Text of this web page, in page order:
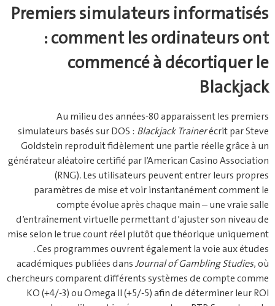
Premiers simulateurs informatisés
: comment les ordinateurs ont
commencé à décortiquer le
Blackjack
Au milieu des années‑80 apparaissent les premiers
simulateurs basés sur DOS : Blackjack Trainerécrit par Steve
Goldstein reproduit fidèlement une partie réelle grâce à un
générateur aléatoire certifié par l’American Casino Association
(RNG). Les utilisateurs peuvent entrer leurs propres
paramètres de mise et voir instantanément comment le
compte évolue après chaque main – une vraie salle
d’entraînement virtuelle permettant d’ajuster son niveau de
mise selon le true count réel plutôt que théorique uniquement
. Ces programmes ouvrent également la voie aux études
académiques publiées dansJournal of Gambling Studies, où
chercheurs comparent différents systèmes de compte comme
KO (+4/-3) ou Omega II (+5/-5) afin de déterminer leur ROI